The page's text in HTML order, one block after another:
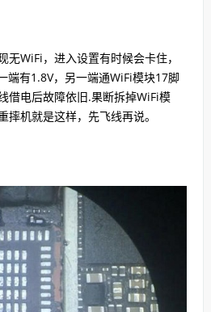
WiFi，进入设置有时候会卡住，
端有1.8V，另一端通WiFi模块17脚
借电后故障依旧.果断拆掉WiFi模
机就是这样，先飞线再说。